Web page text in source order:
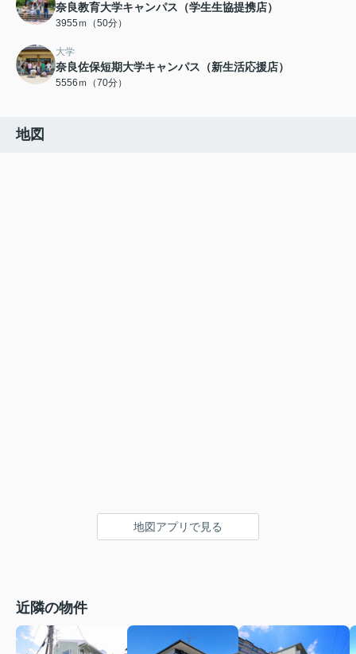
奈良教育大学キャンパス（学生生協提携店）
3955ｍ（50分）
大学
奈良佐保短期大学キャンパス（新生活応援店）
5556ｍ（70分）
地図
地図アプリで見る
近隣の物件